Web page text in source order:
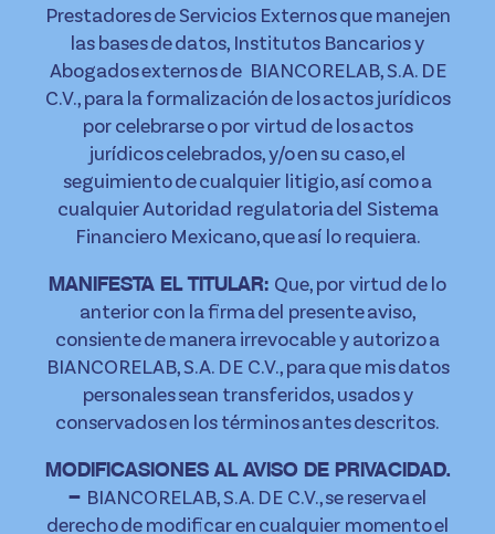
Prestadores de Servicios Externos que manejen
las bases de datos, Institutos Bancarios y
Abogados externos de BIANCORELAB, S.A. DE
C.V., para la formalización de los actos jurídicos
por celebrarse o por virtud de los actos
jurídicos celebrados, y/o en su caso, el
seguimiento de cualquier litigio, así como a
cualquier Autoridad regulatoria del Sistema
Financiero Mexicano, que así lo requiera.
MANIFESTA EL TITULAR: Que, por virtud de lo
anterior con la firma del presente aviso,
consiente de manera irrevocable y autorizo a
BIANCORELAB, S.A. DE C.V., para que mis datos
personales sean transferidos, usados y
conservados en los términos antes descritos.
MODIFICASIONES AL AVISO DE PRIVACIDAD.
– BIANCORELAB, S.A. DE C.V., se reserva el
derecho de modificar en cualquier momento el